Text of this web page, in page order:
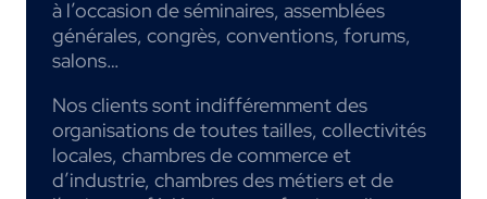
à l’occasion de séminaires, assemblées
générales, congrès, conventions, forums,
salons…
Nos clients sont indifféremment des
organisations de toutes tailles, collectivités
locales, chambres de commerce et
d’industrie, chambres des métiers et de